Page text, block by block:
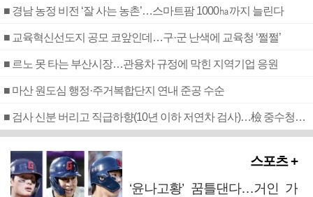
■ 경남 농정 비전 ‘잘 사는 농촌’…스마트팜 1000㏊까지 늘린다
■ 교육혁신선도지 공모 코앞인데…구·군 난색에 교육청 ‘쩔쩔’
■ 르노 못 타는 부산시장…관용차 규정에 막힌 지역기업 응원
■ 마산 원도심 행정·주거복합단지 연내 준공 수순
■ 검사 신분 버리고 직급하향(10년 이하 저연차 검사)…檢 중수청행 기피
스포츠 +
‘윤나고황’ 꿈틀댄다…거인 가